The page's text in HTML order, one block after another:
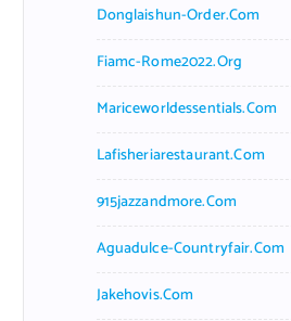
Donglaishun-Order.com
Fiamc-Rome2022.org
Mariceworldessentials.com
Lafisheriarestaurant.com
915jazzandmore.com
Aguadulce-Countryfair.com
Jakehovis.com